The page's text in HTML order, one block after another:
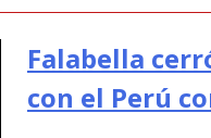
Falabella
con el Perú